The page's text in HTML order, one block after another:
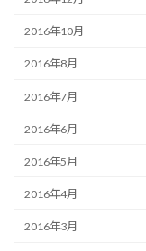
2016年10月
2016年8月
2016年7月
2016年6月
2016年5月
2016年4月
2016年3月